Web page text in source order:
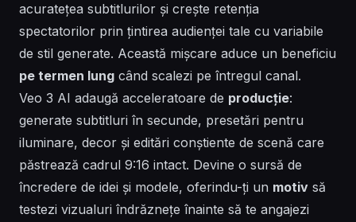
acuratețea subtitlurilor și crește retenția
spectatorilor prin țintirea audienței tale cu variabile
de stil generate. Această mișcare aduce un beneficiu
pe termen lung când scalezi pe întregul canal.
Veo 3 AI adaugă acceleratoare de producție:
generate subtitluri în secunde, presetări pentru
iluminare, decor și editări conștiente de scenă care
păstrează cadrul 9:16 intact. Devine o sursă de
încredere de idei și modele, oferindu-ți un motiv să
testezi vizualuri îndrăznețe înainte să te angajezi